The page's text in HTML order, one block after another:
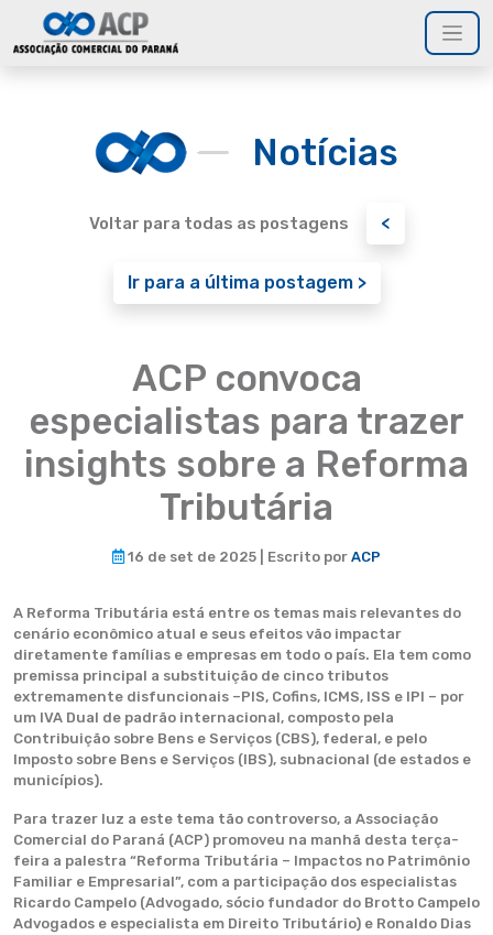
Notícias
Voltar para todas as postagens <
Ir para a última postagem >
ACP convoca
especialistas para trazer
insights sobre a Reforma
Tributária
16 de set de 2025 | Escrito por ACP
A Reforma Tributária está entre os temas mais relevantes do
cenário econômico atual e seus efeitos vão impactar
diretamente famílias e empresas em todo o país. Ela tem como
premissa principal a substituição de cinco tributos
extremamente disfuncionais –PIS, Cofins, ICMS, ISS e IPI – por
um IVA Dual de padrão internacional, composto pela
Contribuição sobre Bens e Serviços (CBS), federal, e pelo
Imposto sobre Bens e Serviços (IBS), subnacional (de estados e
municípios).
Para trazer luz a este tema tão controverso, a Associação
Comercial do Paraná (ACP) promoveu na manhã desta terça-
feira a palestra “Reforma Tributária – Impactos no Patrimônio
Familiar e Empresarial”, com a participação dos especialistas
Ricardo Campelo (Advogado, sócio fundador do Brotto Campelo
Advogados e especialista em Direito Tributário) e Ronaldo Dias